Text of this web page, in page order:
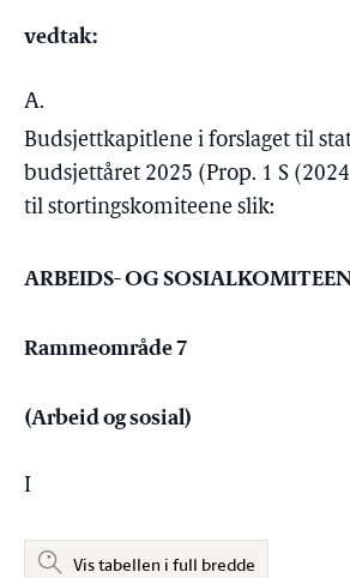
vedtak:
A.
Budsjettkapitlene i forslaget til
budsjettåret 2025 (Prop. 1 S
til stortingskomiteene slik:
ARBEIDS- OG
Rammeområde 7
(Arbeid og sosial)
I
Vis tabellen i full bredde